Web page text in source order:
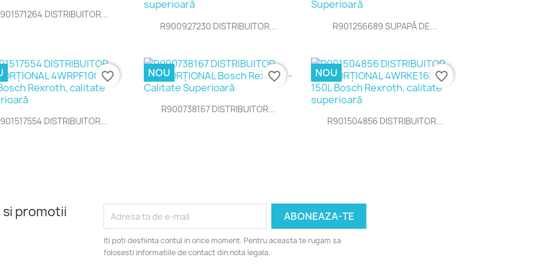
Vizualizare rapida
DISTRIBUITOR...
Vizualizare rapida
R900927230 DISTRIBUITOR... Vizualizare rapida
R901256689 SUPAPĂ DE...
Vizualizare rapida
DISTRIBUITOR...
favorite_border
Vizualizare rapida
R900738167 DISTRIBUITOR...
NOU favorite_border
Vizualizare rapida
R901504856 DISTRIBUITOR...
NOU favorite_border
promotii
Iti poti desfiinta contul in orice moment. Pentru aceasta te rugam sa
folosesti informatiile de contact din nota legala.